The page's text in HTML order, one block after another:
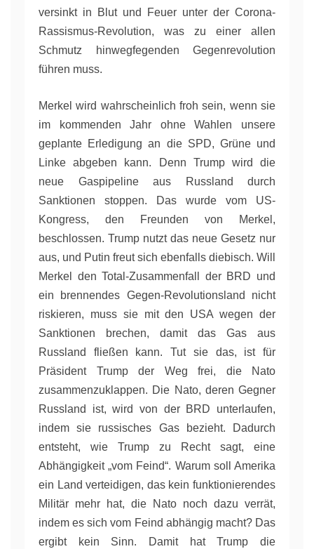
versinkt in Blut und Feuer unter der Corona-
Rassismus-Revolution, was zu einer allen
Schmutz hinwegfegenden Gegenrevolution
führen muss.
Merkel wird wahrscheinlich froh sein, wenn sie
im kommenden Jahr ohne Wahlen unsere
geplante Erledigung an die SPD, Grüne und
Linke abgeben kann. Denn Trump wird die
neue Gaspipeline aus Russland durch
Sanktionen stoppen. Das wurde vom US-
Kongress, den Freunden von Merkel,
beschlossen. Trump nutzt das neue Gesetz nur
aus, und Putin freut sich ebenfalls diebisch. Will
Merkel den Total-Zusammenfall der BRD und
ein brennendes Gegen-Revolutionsland nicht
riskieren, muss sie mit den USA wegen der
Sanktionen brechen, damit das Gas aus
Russland fließen kann. Tut sie das, ist für
Präsident Trump der Weg frei, die Nato
zusammenzuklappen. Die Nato, deren Gegner
Russland ist, wird von der BRD unterlaufen,
indem sie russisches Gas bezieht. Dadurch
entsteht, wie Trump zu Recht sagt, eine
Abhängigkeit „vom Feind“. Warum soll Amerika
ein Land verteidigen, das kein funktionierendes
Militär mehr hat, die Nato noch dazu verrät,
indem es sich vom Feind abhängig macht? Das
ergibt kein Sinn. Damit hat Trump die